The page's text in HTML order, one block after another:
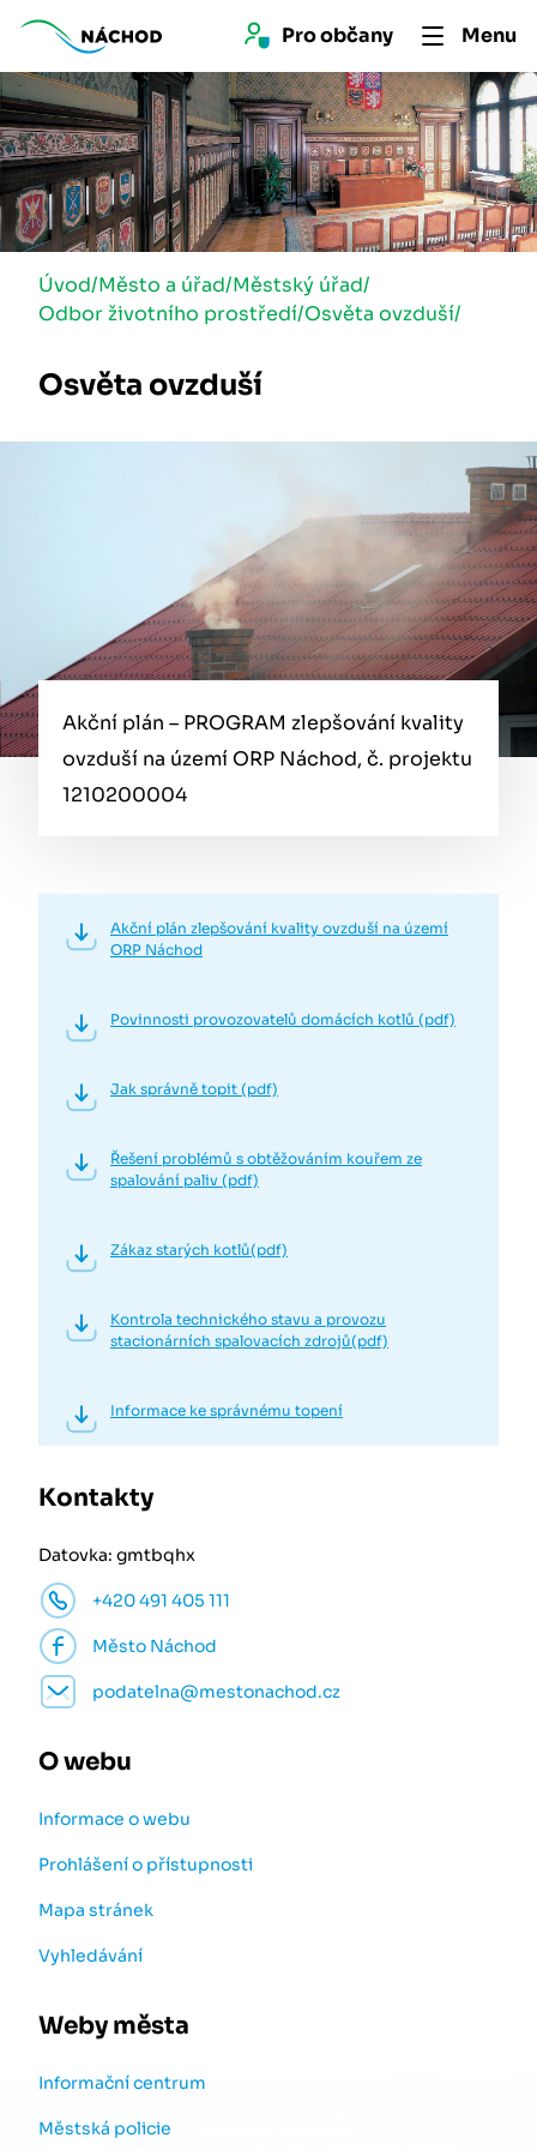
Pro občany Menu
Úvod/Město a úřad/Městský úřad/
Odbor životního prostředí/Osvěta ovzduší/
Osvěta ovzduší
Akční plán – PROGRAM zlepšování kvality
ovzduší na území ORP Náchod, č. projektu
1210200004
Akční plán zlepšování kvality ovzduší na území
ORP Náchod
Povinnosti provozovatelů domácích kotlů (pdf)
Jak správně topit (pdf)
Řešení problémů s obtěžováním kouřem ze
spalování paliv (pdf)
Zákaz starých kotlů(pdf)
Kontrola technického stavu a provozu
stacionárních spalovacích zdrojů(pdf)
Informace ke správnému topení
Kontakty
Datovka: gmtbqhx
+420 491 405 111
Město Náchod
podatelna@mestonachod.cz
O webu
Informace o webu
Prohlášení o přístupnosti
Mapa stránek
Vyhledávání
Weby města
Informační centrum
Městská policie